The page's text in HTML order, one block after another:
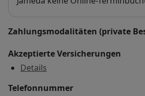
Zahlungsmodalitäten (private
Akzeptierte Versicherungen
Details
Telefonnummer